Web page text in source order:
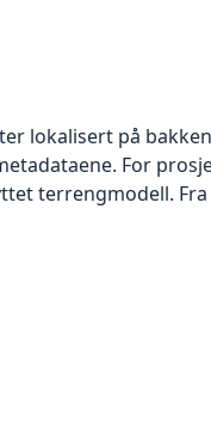
lokalisert på
For
terrengmodell.